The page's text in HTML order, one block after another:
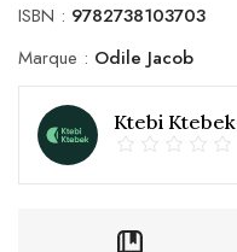
ISBN : 9782738103703
Marque : Odile Jacob
Ktebi Ktebek